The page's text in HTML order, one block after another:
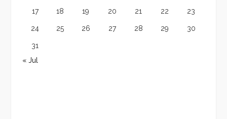
17 18 19 20 21 22 23
24 25 26 27 28 29 30
31
« Jul